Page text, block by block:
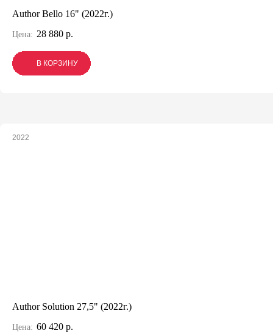
Author Bello 16" (2022г.)
Цена: 28 880 р.
В КОРЗИНУ
В КОРЗИНУ
В КОРЗИНУ
2022
Author Solution 27,5" (2022г.)
Цена: 60 420 р.